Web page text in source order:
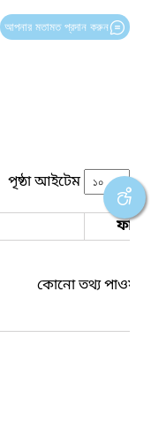
আপনার মতামত প্রদান করুন
পৃষ্ঠা আইটেম
ফাইল
কোনো তথ্য পাওয়া